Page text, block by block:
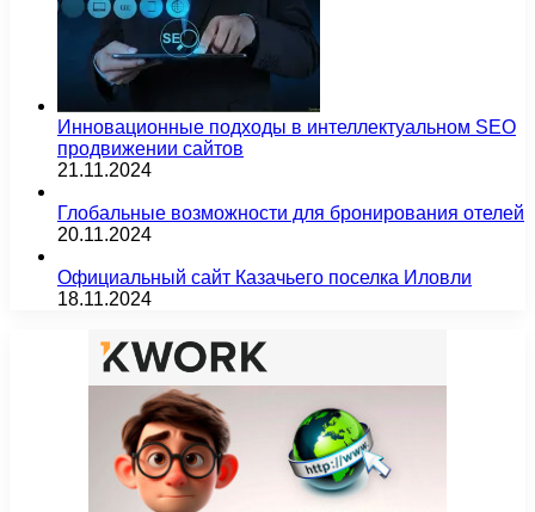
Инновационные подходы в интеллектуальном SEO
продвижении сайтов
21.11.2024
Глобальные возможности для бронирования отелей
20.11.2024
Официальный сайт Казачьего поселка Иловли
18.11.2024